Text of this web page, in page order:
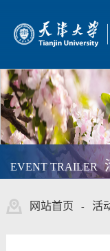
EVENT TRAILER
网站首页 - 活